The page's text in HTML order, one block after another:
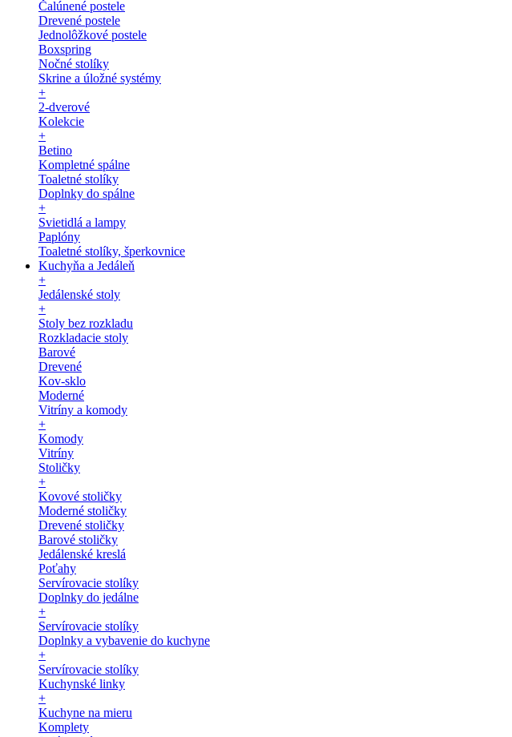
Čalúnené postele
Drevené postele
Jednolôžkové postele
Boxspring
Nočné stolíky
Skrine a úložné systémy
+
2-dverové
Kolekcie
+
Betino
Kompletné spálne
Toaletné stolíky
Doplnky do spálne
+
Svietidlá a lampy
Paplóny
Toaletné stolíky, šperkovnice
Kuchyňa a Jedáleň
+
Jedálenské stoly
+
Stoly bez rozkladu
Rozkladacie stoly
Barové
Drevené
Kov-sklo
Moderné
Vitríny a komody
+
Komody
Vitríny
Stoličky
+
Kovové stoličky
Moderné stoličky
Drevené stoličky
Barové stoličky
Jedálenské kreslá
Poťahy
Servírovacie stolíky
Doplnky do jedálne
+
Servírovacie stolíky
Doplnky a vybavenie do kuchyne
+
Servírovacie stolíky
Kuchynské linky
+
Kuchyne na mieru
Komplety